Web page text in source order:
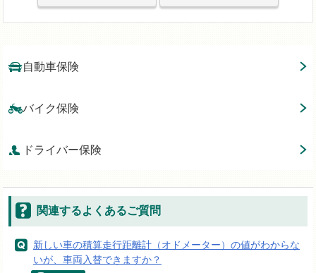
自動車保険
バイク保険
ドライバー保険
関連するよくあるご質問
新しい車の積算走行距離計（オドメーター）の値がわからな
いが、車両入替できますか？